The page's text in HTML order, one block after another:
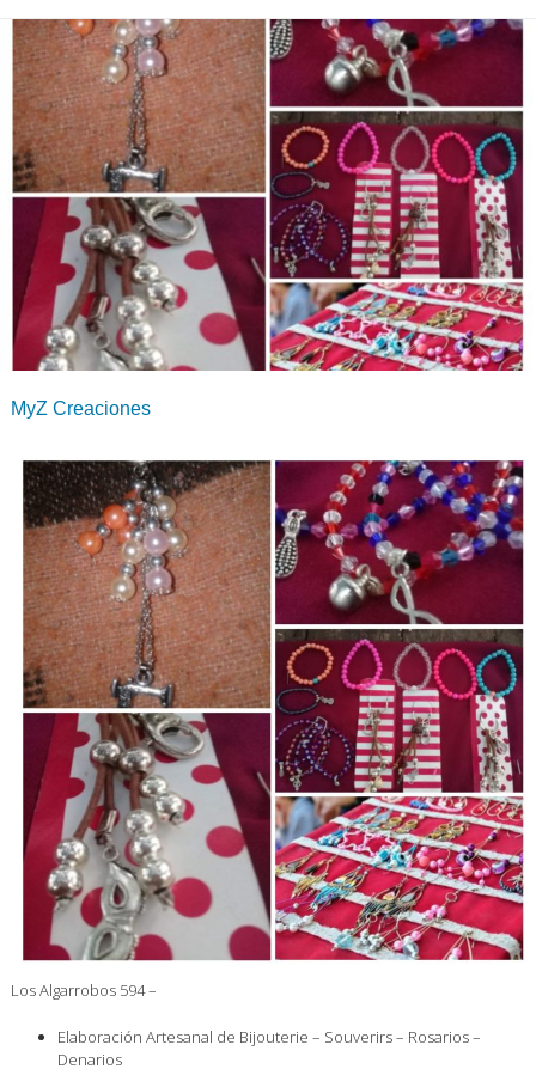
MyZ Creaciones
Los Algarrobos 594 –
Elaboración Artesanal de Bijouterie – Souverirs – Rosarios –
Denarios